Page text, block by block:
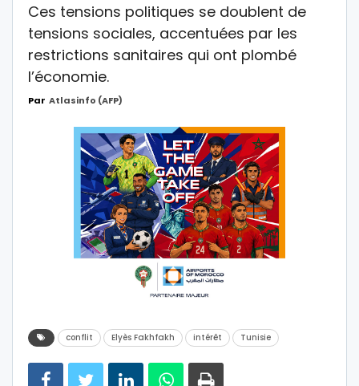
Ces tensions politiques se doublent de
tensions sociales, accentuées par les
restrictions sanitaires qui ont plombé
l’économie.
Par Atlasinfo (AFP)
conflit Elyès Fakhfakh intérêt Tunisie